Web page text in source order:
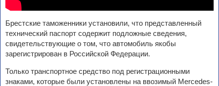
Брестские таможенники установили, что представленный
технический паспорт содержит подложные сведения,
свидетельствующие о том, что автомобиль якобы
зарегистрирован в Российской Федерации.
Только транспортное средство под регистрационными
знаками, которые были установлены на ввозимый Mercedes-